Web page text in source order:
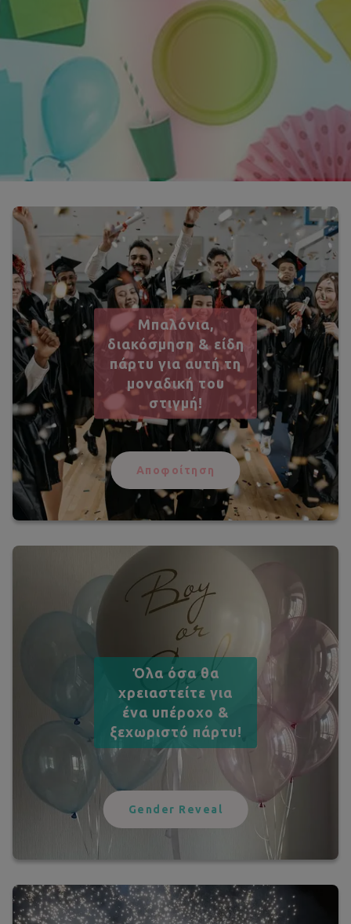
Μπαλόνια,
διακόσμηση & είδη
πάρτυ για αυτή τη
μοναδική του
στιγμή!
Αποφοίτηση
Όλα όσα θα
χρειαστείτε για
ένα υπέροχο &
ξεχωριστό πάρτυ!
Gender Reveal